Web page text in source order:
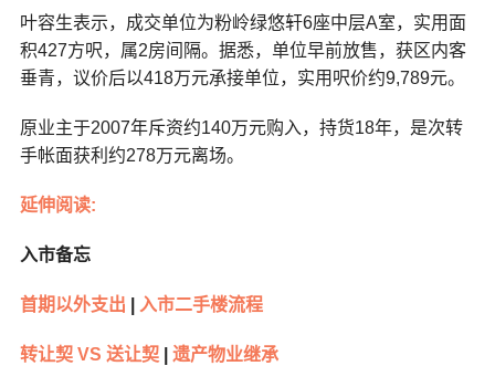
叶容生表示，成交单位为粉岭绿悠轩6座中层A室，实用面
积427方呎，属2房间隔。据悉，单位早前放售，获区内客
垂青，议价后以418万元承接单位，实用呎价约9,789元。
原业主于2007年斥资约140万元购入，持货18年，是次转
手帐面获利约278万元离场。
延伸阅读:
入市备忘
首期以外支出 入市二手楼流程
转让契 VS 送让契| 遗产物业继承